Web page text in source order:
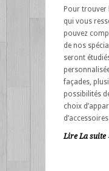
Pour trouver
qui vous
pouvez
de nos
seront
façades,
possibilités
choix
Lire La suite